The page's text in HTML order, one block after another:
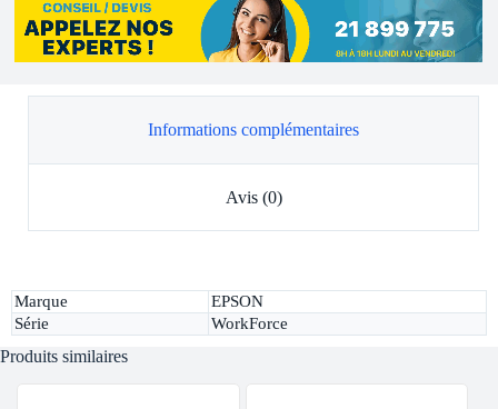
Informations complémentaires
Avis (0)
Marque
EPSON
Série
WorkForce
Produits similaires